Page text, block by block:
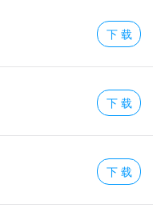
自由探索体验很多乐趣。
场体验无限上升解锁游戏
小游戏阿拉丁冒险游戏场
人尽情开启热血全新的阿
;
拉丁并且可以摧毁砖块!
下 载
下 载
下 载